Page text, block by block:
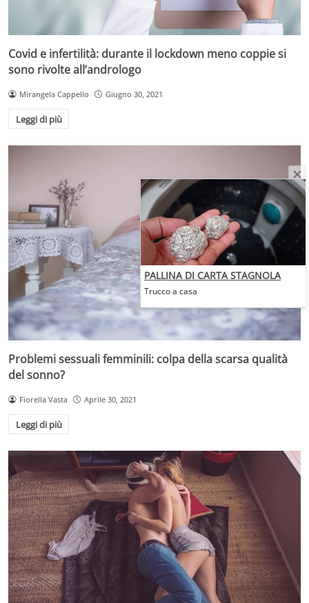
Covid e infertilità: durante il lockdown meno coppie si
sono rivolte all’andrologo
Mirangela Cappello Giugno 30, 2021
Leggi di più
Problemi sessuali femminili: colpa della scarsa qualità
del sonno?
Fiorella Vasta Aprile 30, 2021
Leggi di più
PALLINA DI CARTA STAGNOLA
Trucco a casa